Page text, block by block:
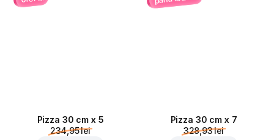
Pizza 30 cm x 5
234,95 lei
Pizza 30 cm x 7
328,93 lei